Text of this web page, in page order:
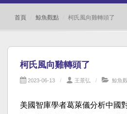
首頁 鯨魚觀點 柯氏風向雞轉頭了
柯氏風向雞轉頭了
2023-06-13 王景弘 鯨魚
美國智庫學者葛萊儀分析中國